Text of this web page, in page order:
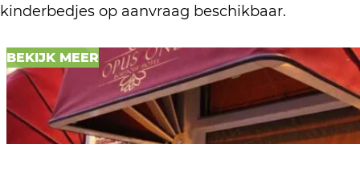
kinderbedjes op aanvraag beschikbaar.
BEKIJK MEER